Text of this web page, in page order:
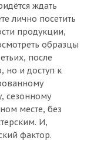
ждать
лично посетить
продукции,
образцы
после
но и доступ к
сезонному
месте, без
И,
фактор.